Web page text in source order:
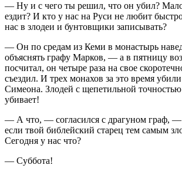
— Ну и с чего ты решил, что он убил?
ездит? И кто у нас на Руси не любит
нас в злодеи и бунтовщики записывать?
— Он по средам из Кеми в монастырь
объяснять графу Марков, — а в пятницу
посчитал, он четыре раза на свое
съездил. И трех монахов за это время
Симеона. Злодей с щепетильной
убивает!
— А что, — согласился с драгуном граф, —
если твой библейский старец тем самым
Сегодня у нас что?
— Суббота!